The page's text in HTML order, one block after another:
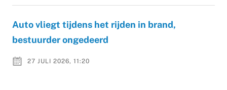
Auto vliegt tijdens het rijden in brand,
bestuurder ongedeerd
27 JULI 2026, 11:20